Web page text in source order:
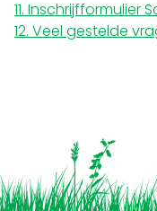
11. Inschrijfformulier
12. Veel gestelde